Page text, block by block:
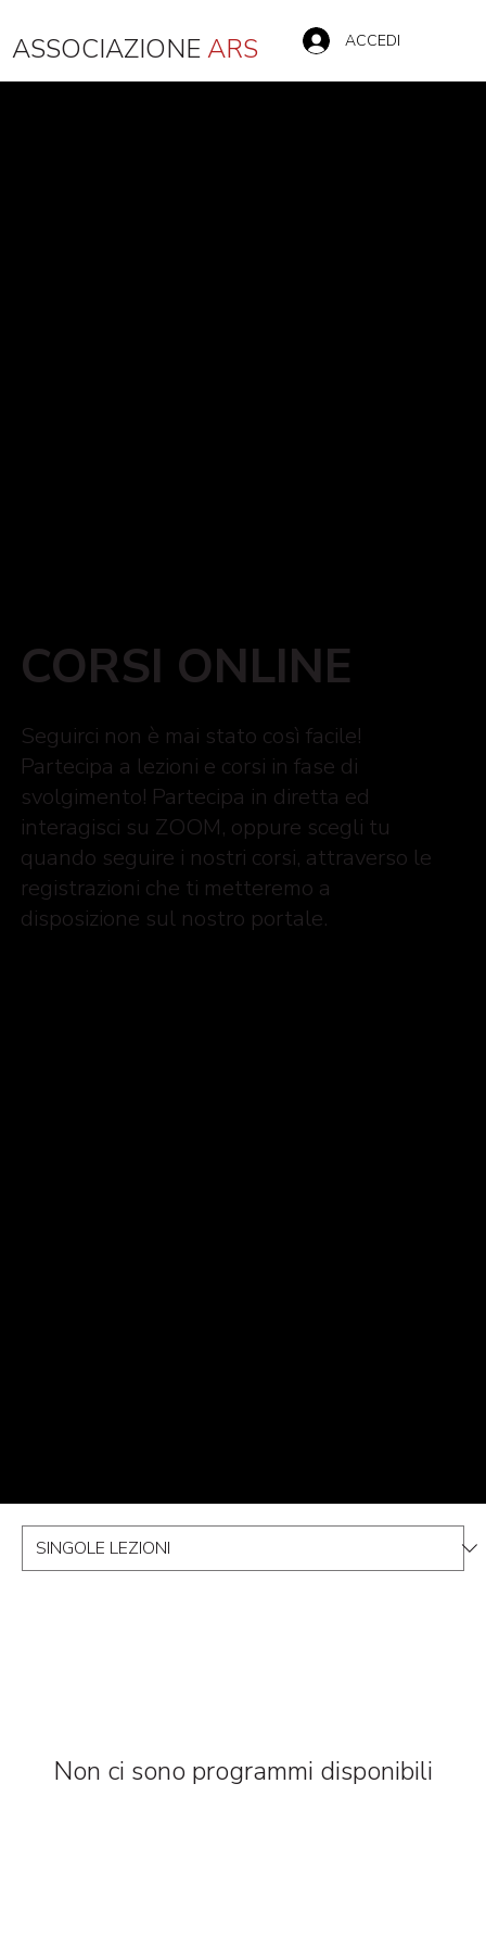
ASSOCIAZIONEARS ACCEDI
CORSI ONLINE
Seguirci non è mai stato così facile!
Partecipa a lezioni e corsi in fase di
svolgimento! Partecipa in diretta ed
interagisci su ZOOM, oppure scegli tu
quando seguire i nostri corsi, attraverso le
registrazioni che ti metteremo a
disposizione sul nostro portale.
Non ci sono programmi disponibili